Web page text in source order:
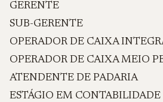
GERENTE
SUB-GERENTE
OPERADOR DE CAIXA
OPERADOR DE CAIXA MEIO
ATENDENTE DE PADARIA
ESTÁGIO EM CONTABILIDADE